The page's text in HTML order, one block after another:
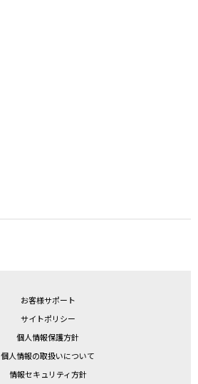
お客様サポート
サイトポリシー
個人情報保護方針
個人情報の取扱いについて
情報セキュリティ方針